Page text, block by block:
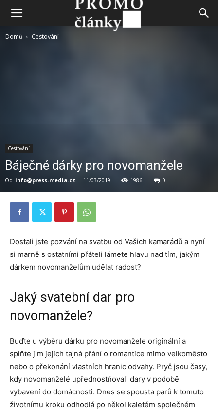
Domů Cestování
Cestování
Báječné dárky pro novomanžele
Od info@press-media.cz - 11/03/2019 1986 0
Dostali jste pozvání na svatbu od Vašich kamarádů a nyní
si marně s ostatními přáteli lámete hlavu nad tím, jakým
dárkem novomanželům udělat radost?
Jaký svatební dar pro
novomanžele?
Buďte u výběru dárku pro novomanžele originální a
splňte jim jejich tajná přání o romantice mimo velkoměsto
nebo o překonání vlastních hranic odvahy. Pryč jsou časy,
kdy novomanželé upřednostňovali dary v podobě
vybavení do domácnosti. Dnes se spousta párů k tomuto
životnímu kroku odhodlá po několikaletém společném